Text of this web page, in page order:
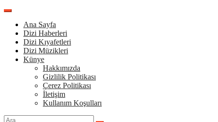
İçeriğe
Ana Sayfa
Dizi Haberleri
Dizi Kıyafetleri
Dizi Müzikleri
Künye
Hakkımızda
Gizlilik Politikası
Çerez Politikası
İletişim
Kullanım Koşulları
Arama